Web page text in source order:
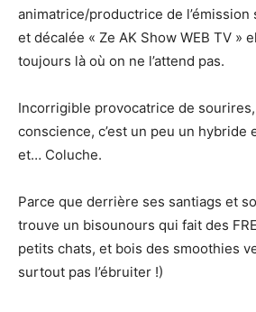
animatrice/productrice de
et décalée « Ze AK Show WEB TV »
toujours là où on ne l’attend pas.
Incorrigible provocatrice de
conscience, c’est un peu un hybride
et… Coluche.
Parce que derrière ses santiags et
trouve un bisounours qui fait des
petits chats, et bois des smoothies
surtout pas l’ébruiter !)